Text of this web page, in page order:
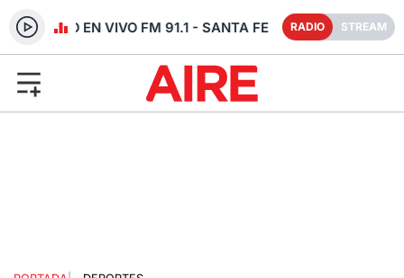
RADIO EN VIVO FM 91.1 - SANTA FE RADIO STREAM